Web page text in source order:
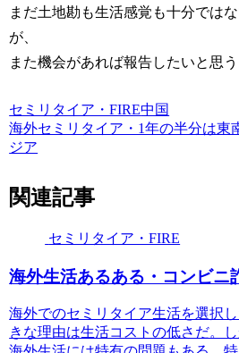
まだ土地勘も生活感覚も十分では
が、
また機会があれば報告したいと思う
セミリタイア・FIRE中国
海外セミリタイア・1年の半分は東
ジア
関連記事
セミリタイア・FIRE
海外生活あるある・コンビニ
海外でのセミリタイア生活を選択
きな理由は生活コストの低さだ。